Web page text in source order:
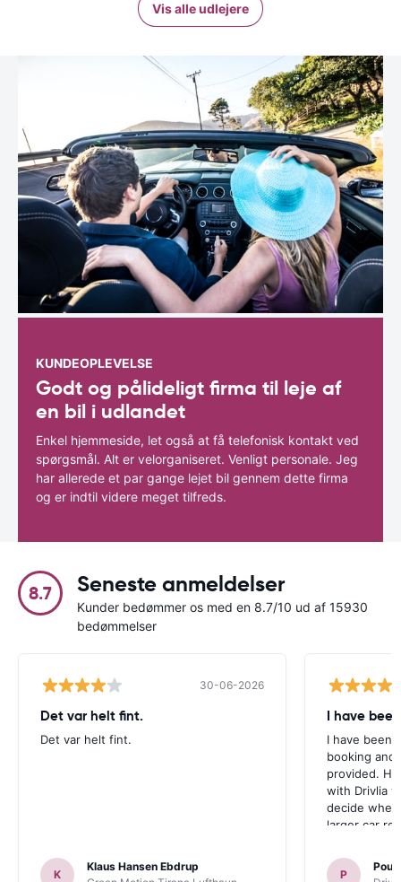
Vis alle udlejere
KUNDEOPLEVELSE
Godt og pålideligt firma til leje af
en bil i udlandet
Enkel hjemmeside, let også at få telefonisk kontakt ved
spørgsmål. Alt er velorganiseret. Venligt personale. Jeg
har allerede et par gange lejet bil gennem dette firma
og er indtil videre meget tilfreds.
8.7 Seneste anmeldelser
Kunder bedømmer os med en 8.7/10 ud af 15930
bedømmelser
30-06-2026
Det var helt fint.
Det var helt fint.
K
Klaus Hansen Ebdrup
I have
I have been
booking and
provided.
with Drivlia
decide
larger car
P
Poul